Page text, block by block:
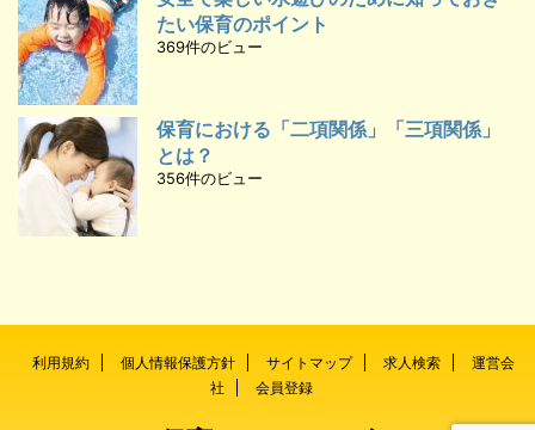
たい保育のポイント
369件のビュー
保育における「二項関係」「三項関係」
とは？
356件のビュー
利用規約 個人情報保護方針 サイトマップ 求人検索
運営会
社
会員登録